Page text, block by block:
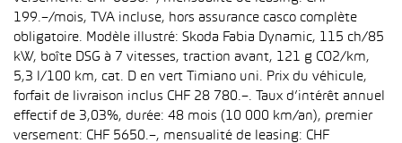
199.–/mois, TVA incluse, hors assurance casco complète
obligatoire. Modèle illustré: Skoda Fabia Dynamic, 115 ch/85
kW, boîte DSG à 7 vitesses, traction avant, 121 g CO2/km,
5,3 l/100 km, cat. D en vert Timiano uni. Prix du véhicule,
forfait de livraison inclus CHF 28 780.–. Taux d’intérêt annuel
effectif de 3,03%, durée: 48 mois (10 000 km/an), premier
versement: CHF 5650.–, mensualité de leasing: CHF